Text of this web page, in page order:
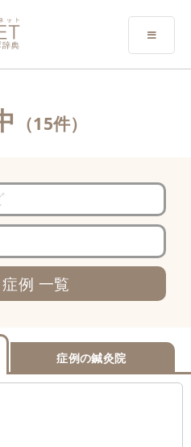
（15件）
症例 一覧
症例の鍼灸院